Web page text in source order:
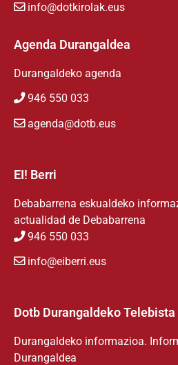
info@dotkirolak.eus
Agenda Durangaldea
Durangaldeko agenda
946 550 033
agenda@dotb.eus
EI! Berri
Debabarrena eskualdeko
actualidad de Debabarrena
946 550 033
info@eiberri.eus
Dotb Durangaldeko Telebista
Durangaldeko informazioa.
Durangaldea